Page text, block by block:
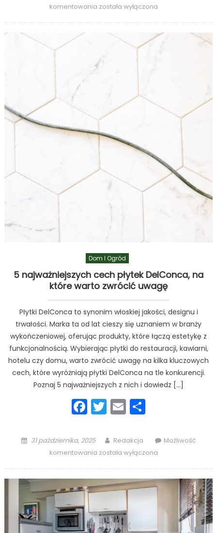
komentowania Płytki
za
dlaczego
cieszy
się
dużą
popularnością?
została wyłączona
Dom I Ogród
5 najważniejszych cech płytek DelConca, na
które warto zwrócić uwagę
Płytki DelConca to synonim włoskiej jakości, designu i
trwałości. Marka ta od lat cieszy się uznaniem w branży
wykończeniowej, oferując produkty, które łączą estetykę z
funkcjonalnością. Wybierając płytki do restauracji, kawiarni,
hotelu czy domu, warto zwrócić uwagę na kilka kluczowych
cech, które wyróżniają płytki DelConca na tle konkurencji.
Poznaj 5 najważniejszych z nich i dowiedz […]
Facebook
Twitter
Email
Posted
31 października, 2025 Author
Redakcja
Możliwość
komentowania 5
płytek
DelConca,
na
które
warto
została wyłączona